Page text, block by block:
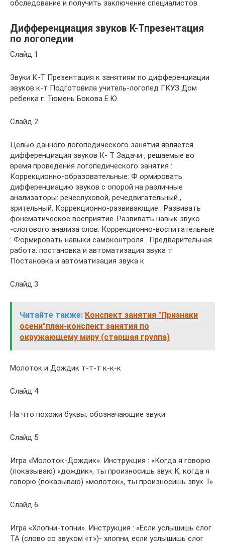
обследование и получить заключение специалистов.
Дифференциация звуков К-Тпрезентация
по логопедии
Слайд 1
Звуки К-Т Презентация к занятиям по дифференциации
звуков к-т Подготовила учитель-логопед ГКУЗ Дом
ребенка г. Тюмень Бокова Е.Ю.
Слайд 2
Целью данного логопедического занятия является
дифференциация звуков К- Т Задачи , решаемые во
время проведения логопедического занятия :
Коррекционно-образовательные: Ф ормировать
дифференциацию звуков с опорой на различные
анализаторы: речеслуховой, речедвигательный ,
зрительный. Коррекционно-развивающие : Развивать
фонематическое восприятие. Развивать навык звуко
-слогового анализа слов. Коррекционно-воспитательные
: Формировать навыки самоконтроля . Предварительная
работа: постановка и автоматизация звука т
Постановка и автоматизация звука к
Слайд 3
Читайте также: Конспект занятия "Признаки
осени"план-конспект занятия по
окружающему миру (старшая группа)
Молоток и Дождик т-т-т к-к-к
Слайд 4
На что похожи буквы, обозначающие звуки
Слайд 5
Игра «Молоток-Дождик». Инструкция : «Когда я говорю
(показываю) «дождик», ты произносишь звук К, когда я
говорю (показываю) «молоток», ты произносишь звук Т».
Слайд 6
Игра «Хлопни-топни». Инструкция : «Если услышишь слог
ТА (слово со звуком «т»)- хлопни, если услышишь слог